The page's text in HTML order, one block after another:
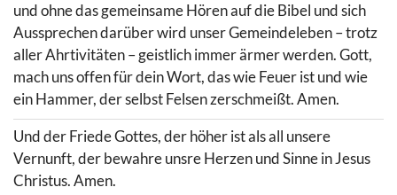
und ohne das gemeinsame Hören auf die Bibel und sich
Aussprechen darüber wird unser Gemeindeleben – trotz
aller Ahrtivitäten – geistlich immer ärmer werden. Gott,
mach uns offen für dein Wort, das wie Feuer ist und wie
ein Hammer, der selbst Felsen zerschmeißt. Amen.
Und der Friede Gottes, der höher ist als all unsere
Vernunft, der bewahre unsre Herzen und Sinne in Jesus
Christus. Amen.